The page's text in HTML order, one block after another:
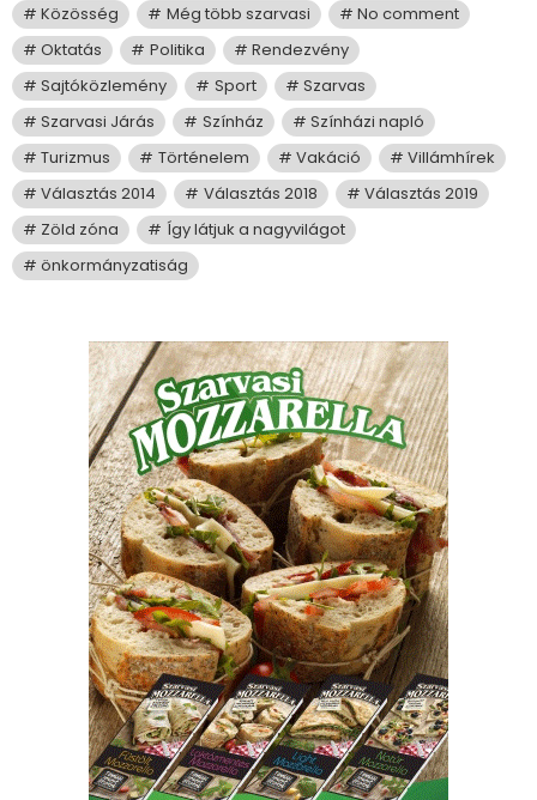
Közösség
Még több szarvasi
No comment
Oktatás
Politika
Rendezvény
Sajtóközlemény
Sport
Szarvas
Szarvasi Járás
Színház
Színházi napló
Turizmus
Történelem Vakáció
Villámhírek
Választás 2014
Választás 2018
Választás 2019
Zöld zóna
Így látjuk a nagyvilágot
önkormányzatiság